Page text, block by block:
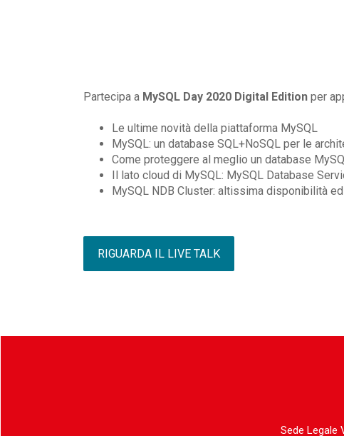
Partecipa a MySQL Day 2020 Digital Edition per
Le ultime novità della piattaforma MySQL
MySQL: un database SQL+NoSQL per le
Come proteggere al meglio un database
Il lato cloud di MySQL: MySQL Database
MySQL NDB Cluster: altissima disponibilità
RIGUARDA IL LIVE TALK
Sede Legale